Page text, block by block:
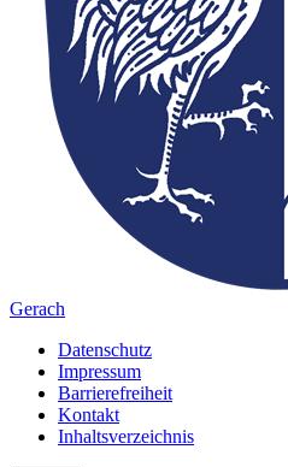
Gerach
Datenschutz
Impressum
Barrierefreiheit
Kontakt
Inhaltsverzeichnis